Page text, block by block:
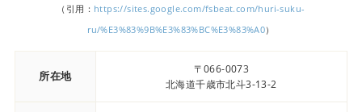
（引用： https://sites.google.com/fsbeat.com/huri-suku-
ru/%E3%83%9B%E3%83%BC%E3%83%A0）
所在地
〒066-0073
北海道千歳市北斗3-13-2